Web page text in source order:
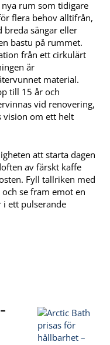
rum som tidigare
flera behov alltifrån,
sängar eller
bastu på rummet.
från ett cirkulärt
är
material.
till 15 år och
vid renovering,
vision om ett helt
att starta dagen
av färskt kaffe
Fyll tallriken med
se fram emot en
i ett pulserande